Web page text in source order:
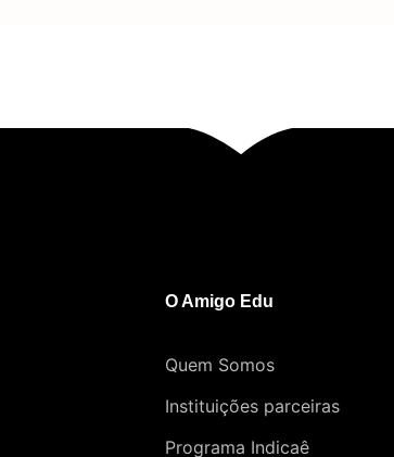
O Amigo Edu
Quem Somos
Instituições parceiras
Programa Indicaê